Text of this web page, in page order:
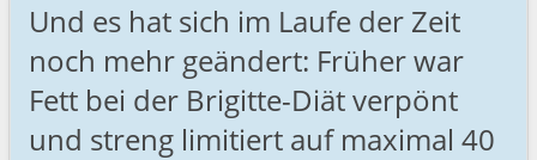
Und es hat sich im Laufe der Zeit
noch mehr geändert: Früher war
Fett bei der Brigitte-Diät verpönt
und streng limitiert auf maximal 40